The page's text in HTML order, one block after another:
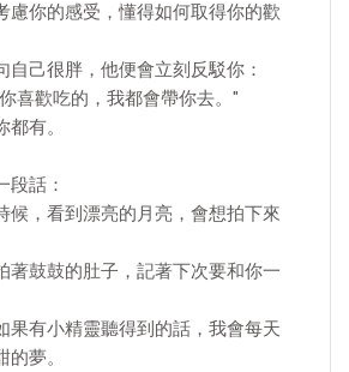
慮你的感受，懂得如何取得你的歡
自己很胖，他便會立刻反駁你：
喜歡吃的，我都會帶你去。"
有。
段話：
候，看到漂亮的月亮，會想拍下來
著鼓鼓的肚子，記著下次要和你一
果有小精靈聽得到的話，我會每天
夢。